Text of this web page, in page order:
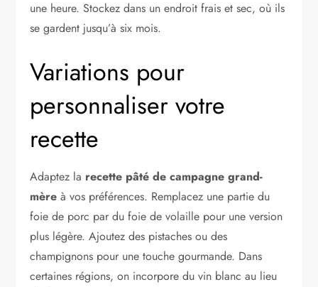
une heure. Stockez dans un endroit frais et sec, où ils
se gardent jusqu’à six mois.
Variations pour
personnaliser votre
recette
Adaptez la recette pâté de campagne grand-
mère à vos préférences. Remplacez une partie du
foie de porc par du foie de volaille pour une version
plus légère. Ajoutez des pistaches ou des
champignons pour une touche gourmande. Dans
certaines régions, on incorpore du vin blanc au lieu